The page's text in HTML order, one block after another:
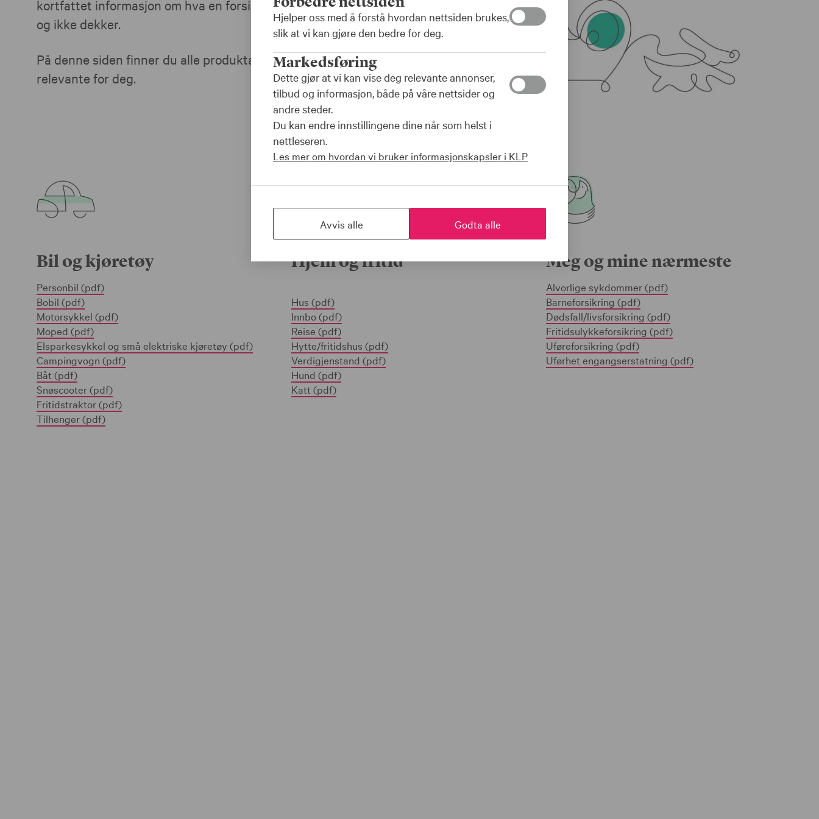
kortfattet informasjon om hva en forsikring dekker
og ikke dekker.
På denne siden finner du alle produktarkene som er
relevante for deg.
Bil og kjøretøy
Personbil (pdf)
Bobil (pdf)
Motorsykkel (pdf)
Moped (pdf)
Elsparkesykkel og små elektriske kjøretøy (pdf)
Campingvogn (pdf)
Båt (pdf)
Snøscooter (pdf)
Fritidstraktor (pdf)
Tilhenger (pdf)
Hjem og fritid
Hus (pdf)
Innbo (pdf)
Reise (pdf)
Hytte/fritidshus (pdf)
Verdigjenstand (pdf)
Hund (pdf)
Katt (pdf)
Meg og mine nærmeste
Alvorlige sykdommer (pdf)
Barneforsikring (pdf)
Dødsfall/livsforsikring (pdf)
Fritidsulykkeforsikring (pdf)
Uføreforsikring (pdf)
Uførhet engangserstatning (pdf)
Hjelper oss med å forstå hvordan nettsiden brukes,
slik at vi kan gjøre den bedre for deg.
Markedsføring
Dette gjør at vi kan vise deg relevante annonser,
tilbud og informasjon, både på våre nettsider og
andre steder.
Du kan endre innstillingene dine når som helst i
nettleseren.
Les mer om hvordan vi bruker informasjonskapsler i KLP
Avvis alle Godta alle